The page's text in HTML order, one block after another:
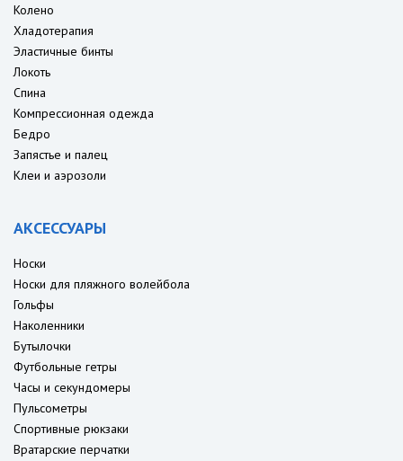
Колено
Хладотерапия
Эластичные бинты
Локоть
Спина
Компрессионная одежда
Бедро
Запястье и палец
Клеи и аэрозоли
АКСЕССУАРЫ
Носки
Носки для пляжного волейбола
Гольфы
Наколенники
Бутылочки
Футбольные гетры
Часы и секундомеры
Пульсометры
Спортивные рюкзаки
Вратарские перчатки